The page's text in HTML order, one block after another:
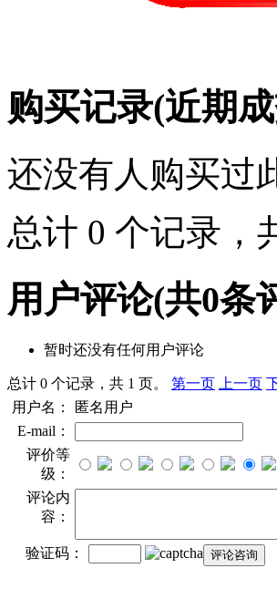
购买记录(近期
还没有人购买过
总计 0 个记录，
用户评论(共0条
暂时还没有任何用户评论
总计 0 个记录，共 1 页。 第一页 上一页
用户名：
匿名用户
E-mail：
评价等
级：
评论内
容：
验证码：